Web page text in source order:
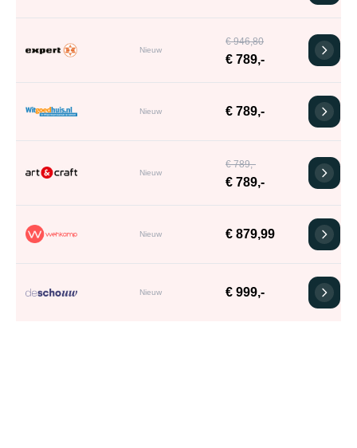
Nieuw
€ 946,80
€ 789,-
Nieuw € 789,-
Nieuw
€ 789,-
€ 789,-
Nieuw € 879,99
Nieuw € 999,-